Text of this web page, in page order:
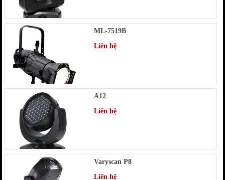
ML-7519B
Liên hệ
A12
Liên hệ
Varyscan P8
Liên hệ